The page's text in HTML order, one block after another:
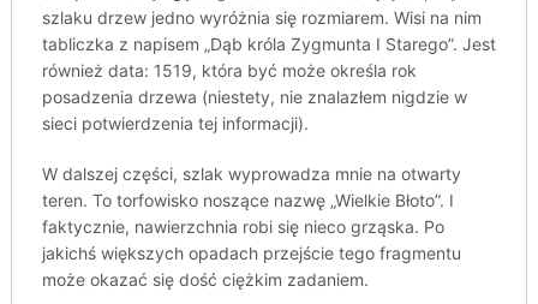
szlaku drzew jedno wyróżnia się rozmiarem. Wisi na nim
tabliczka z napisem „Dąb króla Zygmunta I Starego”. Jest
również data: 1519, która być może określa rok
posadzenia drzewa (niestety, nie znalazłem nigdzie w
sieci potwierdzenia tej informacji).
W dalszej części, szlak wyprowadza mnie na otwarty
teren. To torfowisko noszące nazwę „Wielkie Błoto”. I
faktycznie, nawierzchnia robi się nieco grząska. Po
jakichś większych opadach przejście tego fragmentu
może okazać się dość ciężkim zadaniem.